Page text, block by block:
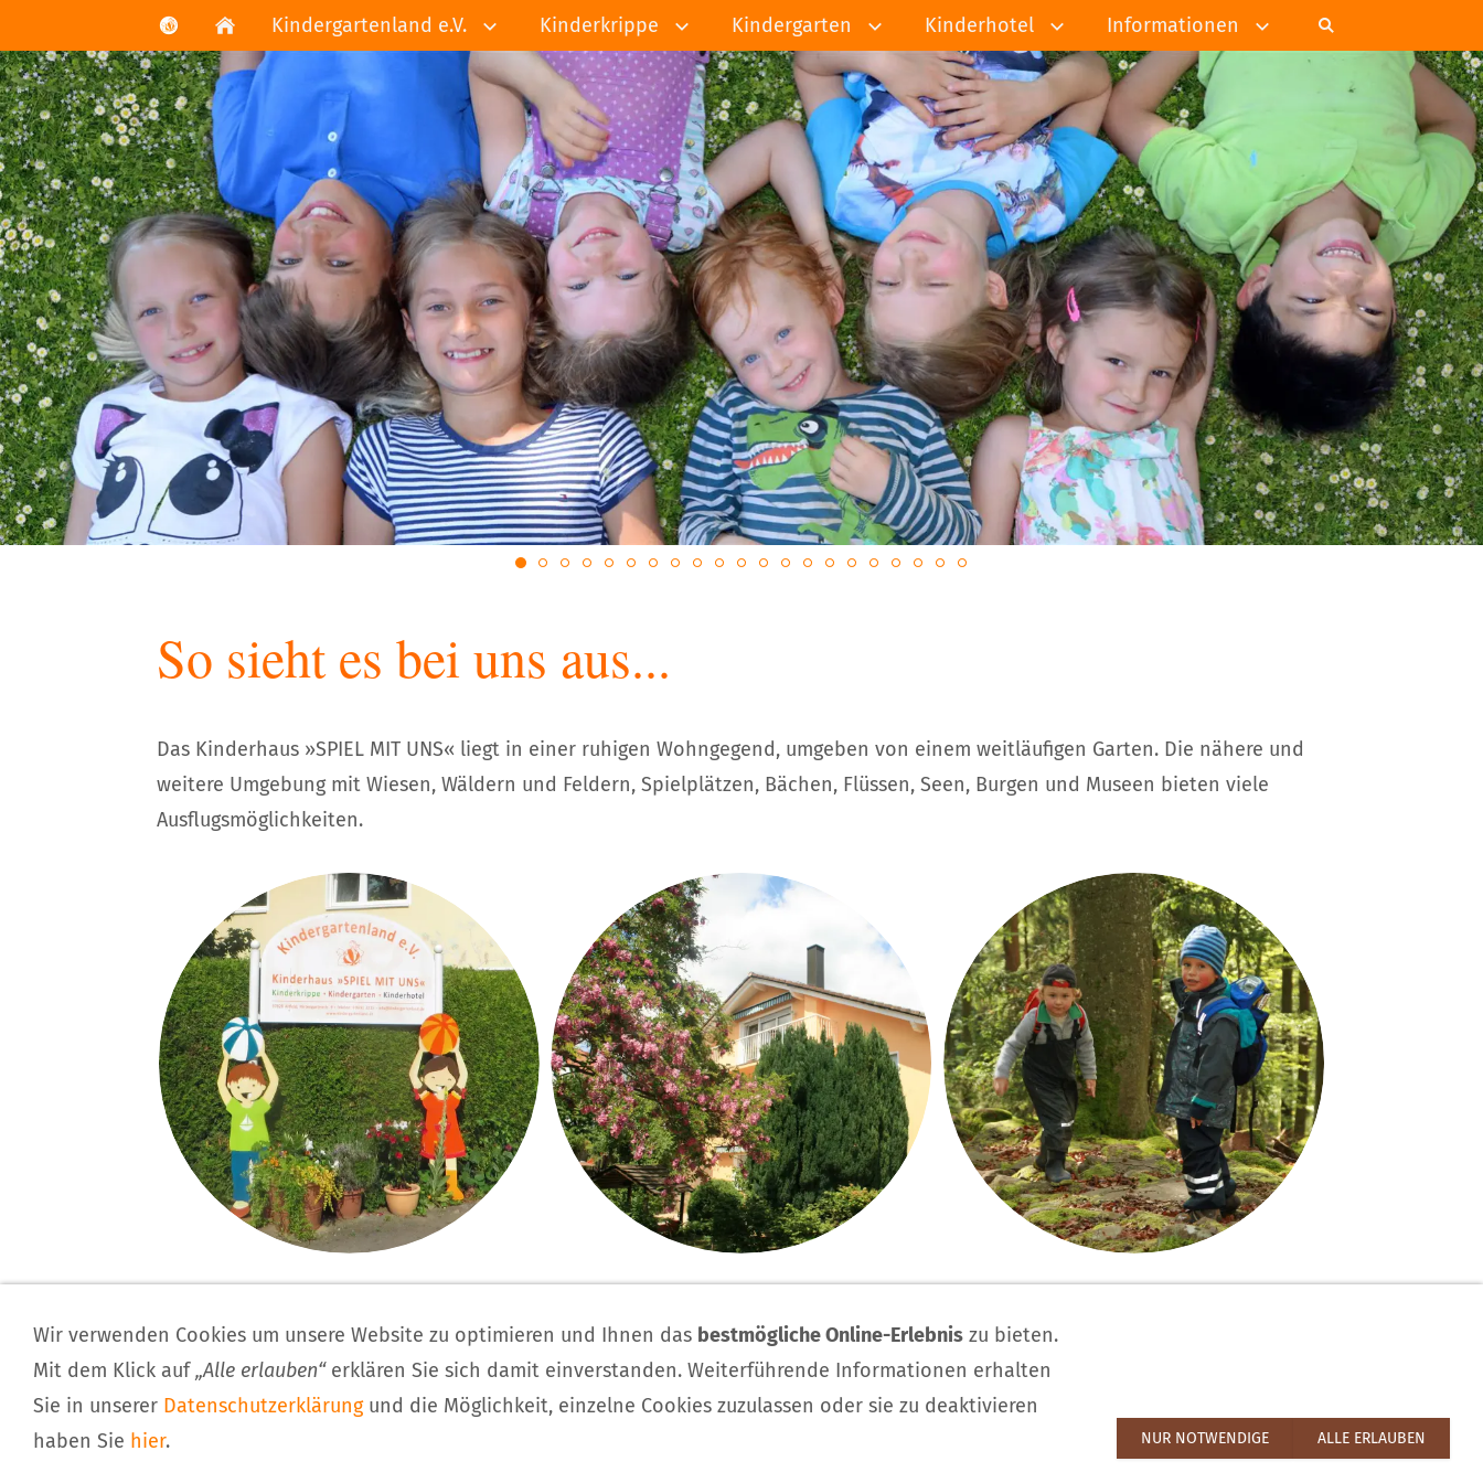
Kindergartenland e.V. Kinderkrippe Kindergarten Kinderhotel Informationen
So sieht es bei uns aus...
Das Kinderhaus »SPIEL MIT UNS« liegt in einer ruhigen Wohngegend, umgeben von einem weitläufigen Garten. Die nähere und
weitere Umgebung mit Wiesen, Wäldern und Feldern, Spielplätzen, Bächen, Flüssen, Seen, Burgen und Museen bieten viele
Ausflugsmöglichkeiten.
Impressum Download Haftungsausschluss Sitemap Datenschutzerklärung Cookieeinwilligung
© Kindergartenland e.V., Kinderhaus »SPIEL MIT UNS«
Telefon: 09391 3215 · info@kindergartenland.de
Wir verwenden Cookies um unsere Website zu optimieren und Ihnen das bestmögliche Online-Erlebnis zu bieten.
Mit dem Klick auf„Alle erlauben“erklären Sie sich damit einverstanden. Weiterführende Informationen erhalten
Sie in unserer Datenschutzerklärung und die Möglichkeit, einzelne Cookies zuzulassen oder sie zu deaktivieren
haben Sie hier. NUR NOTWENDIGE ALLE ERLAUBEN